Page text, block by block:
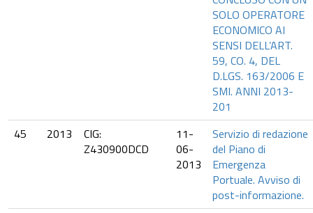
SOLO OPERATORE
ECONOMICO AI
SENSI DELL’ART.
59, CO. 4, DEL
D.LGS. 163/2006 E
SMI. ANNI 2013-
201
45
2013
CIG:
Z430900DCD
11-
06-
2013
Servizio di redazione
del Piano di
Emergenza
Portuale. Avviso di
post-informazione.